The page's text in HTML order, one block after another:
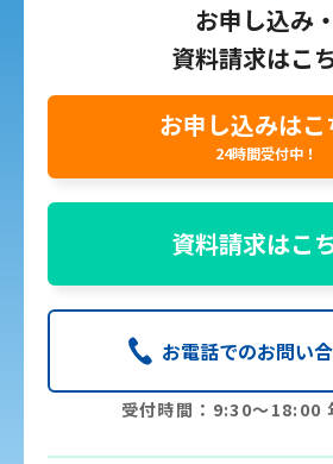
お申し込み・
資料請求はこ
お申し込みはこ
24時間受付中！
資料請求はこ
お電話でのお問い
受付時間：9:30〜18:00